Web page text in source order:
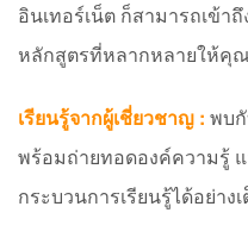
อินเทอร์เน็ต ก็สามารถเข้า
หลักสูตรที่หลากหลายให้คุณ
เรียนรู้จากผู้เชี่ยวชาญ : พบ
พร้อมถ่ายทอดองค์ความรู้
กระบวนการเรียนรู้ได้อย่าง